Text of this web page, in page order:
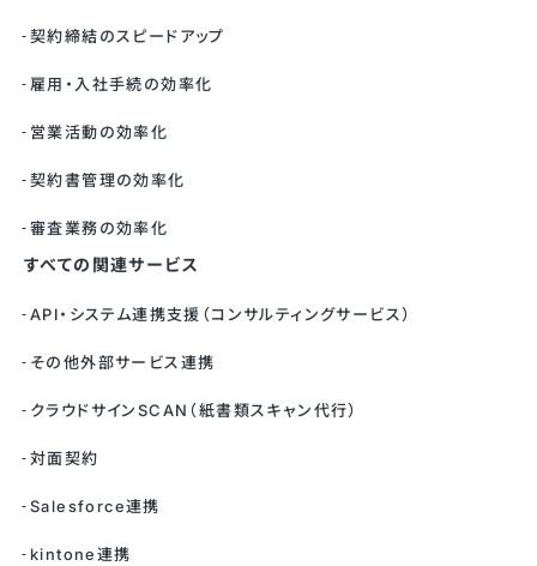
契約締結のスピードアップ
雇用・入社手続の効率化
営業活動の効率化
契約書管理の効率化
審査業務の効率化
すべての関連サービス
API・システム連携支援（コンサルティングサービス）
その他外部サービス連携
クラウドサインSCAN（紙書類スキャン代行）
対面契約
Salesforce連携
kintone連携